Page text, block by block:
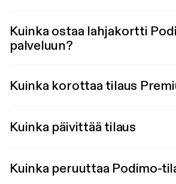
Kuinka ostaa lahjakortti
palveluun?
Kuinka korottaa tilaus
Kuinka päivittää tilaus
Kuinka peruuttaa Podimo-